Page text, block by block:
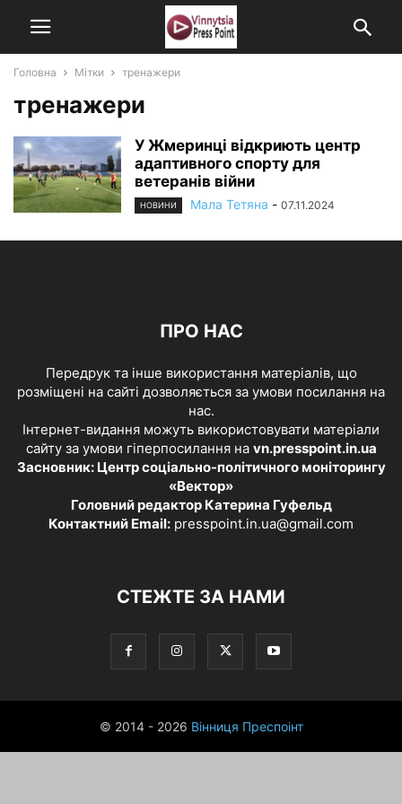
Головна Мітки тренажери
тренажери
У Жмеринці відкриють центр
адаптивного спорту для
ветеранів війни
НОВИНИ Мала Тетяна - 07.11.2024
ПРО НАС
Передрук та інше використання матеріалів, що
розміщені на сайті дозволяється за умови посилання на
нас.
Інтернет-видання можуть використовувати матеріали
сайту за умови гіперпосилання на vn.presspoint.in.ua
Засновник: Центр соціально-політичного моніторингу
«Вектор»
Головний редактор Катерина Гуфельд
Контактний Email: presspoint.in.ua@gmail.com
СТЕЖТЕ ЗА НАМИ
© 2014 - 2026 Вінниця Преспоінт